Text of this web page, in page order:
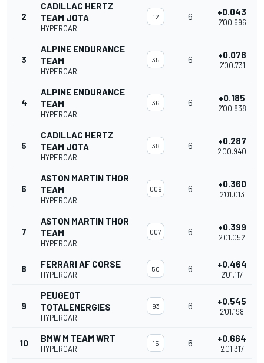
2
CADILLAC HERTZ
TEAM JOTA
HYPERCAR
12 6 +0.043
2'00.696
3
ALPINE ENDURANCE
TEAM
HYPERCAR
35 6 +0.078
2'00.731
4
ALPINE ENDURANCE
TEAM
HYPERCAR
36 6 +0.185
2'00.838
5
CADILLAC HERTZ
TEAM JOTA
HYPERCAR
38 6 +0.287
2'00.940
6
ASTON MARTIN THOR
TEAM
HYPERCAR
009 6 +0.360
2'01.013
7
ASTON MARTIN THOR
TEAM
HYPERCAR
007 6 +0.399
2'01.052
8 FERRARI AF CORSE
HYPERCAR
50 6 +0.464
2'01.117
9
PEUGEOT
TOTALENERGIES
HYPERCAR
93 6 +0.545
2'01.198
10 BMW M TEAM WRT
HYPERCAR
15 6 +0.664
2'01.317